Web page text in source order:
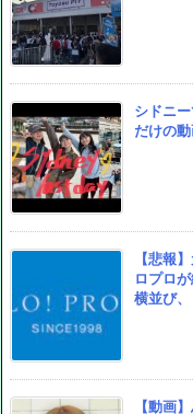
シドニ
だけの
【悲報
ロプロ
横並び、
【動画